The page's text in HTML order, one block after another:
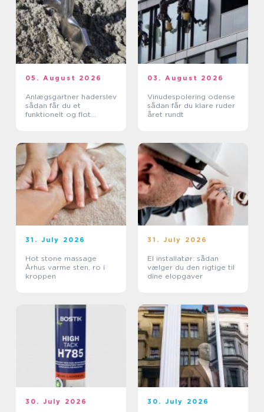
05. August 2026
Anlægsgartner haderslev
sådan får du et
funktionelt og flot
03. August 2026
Vinudespolering odense
sådan får du klare ruder
året rundt
31. July 2026
Hot stone massage
Århus varme sten, ro i
kroppen
31. July 2026
El installatør: sådan
vælger du den rigtige til
dine elopgaver
30. July 2026 30. July 2026